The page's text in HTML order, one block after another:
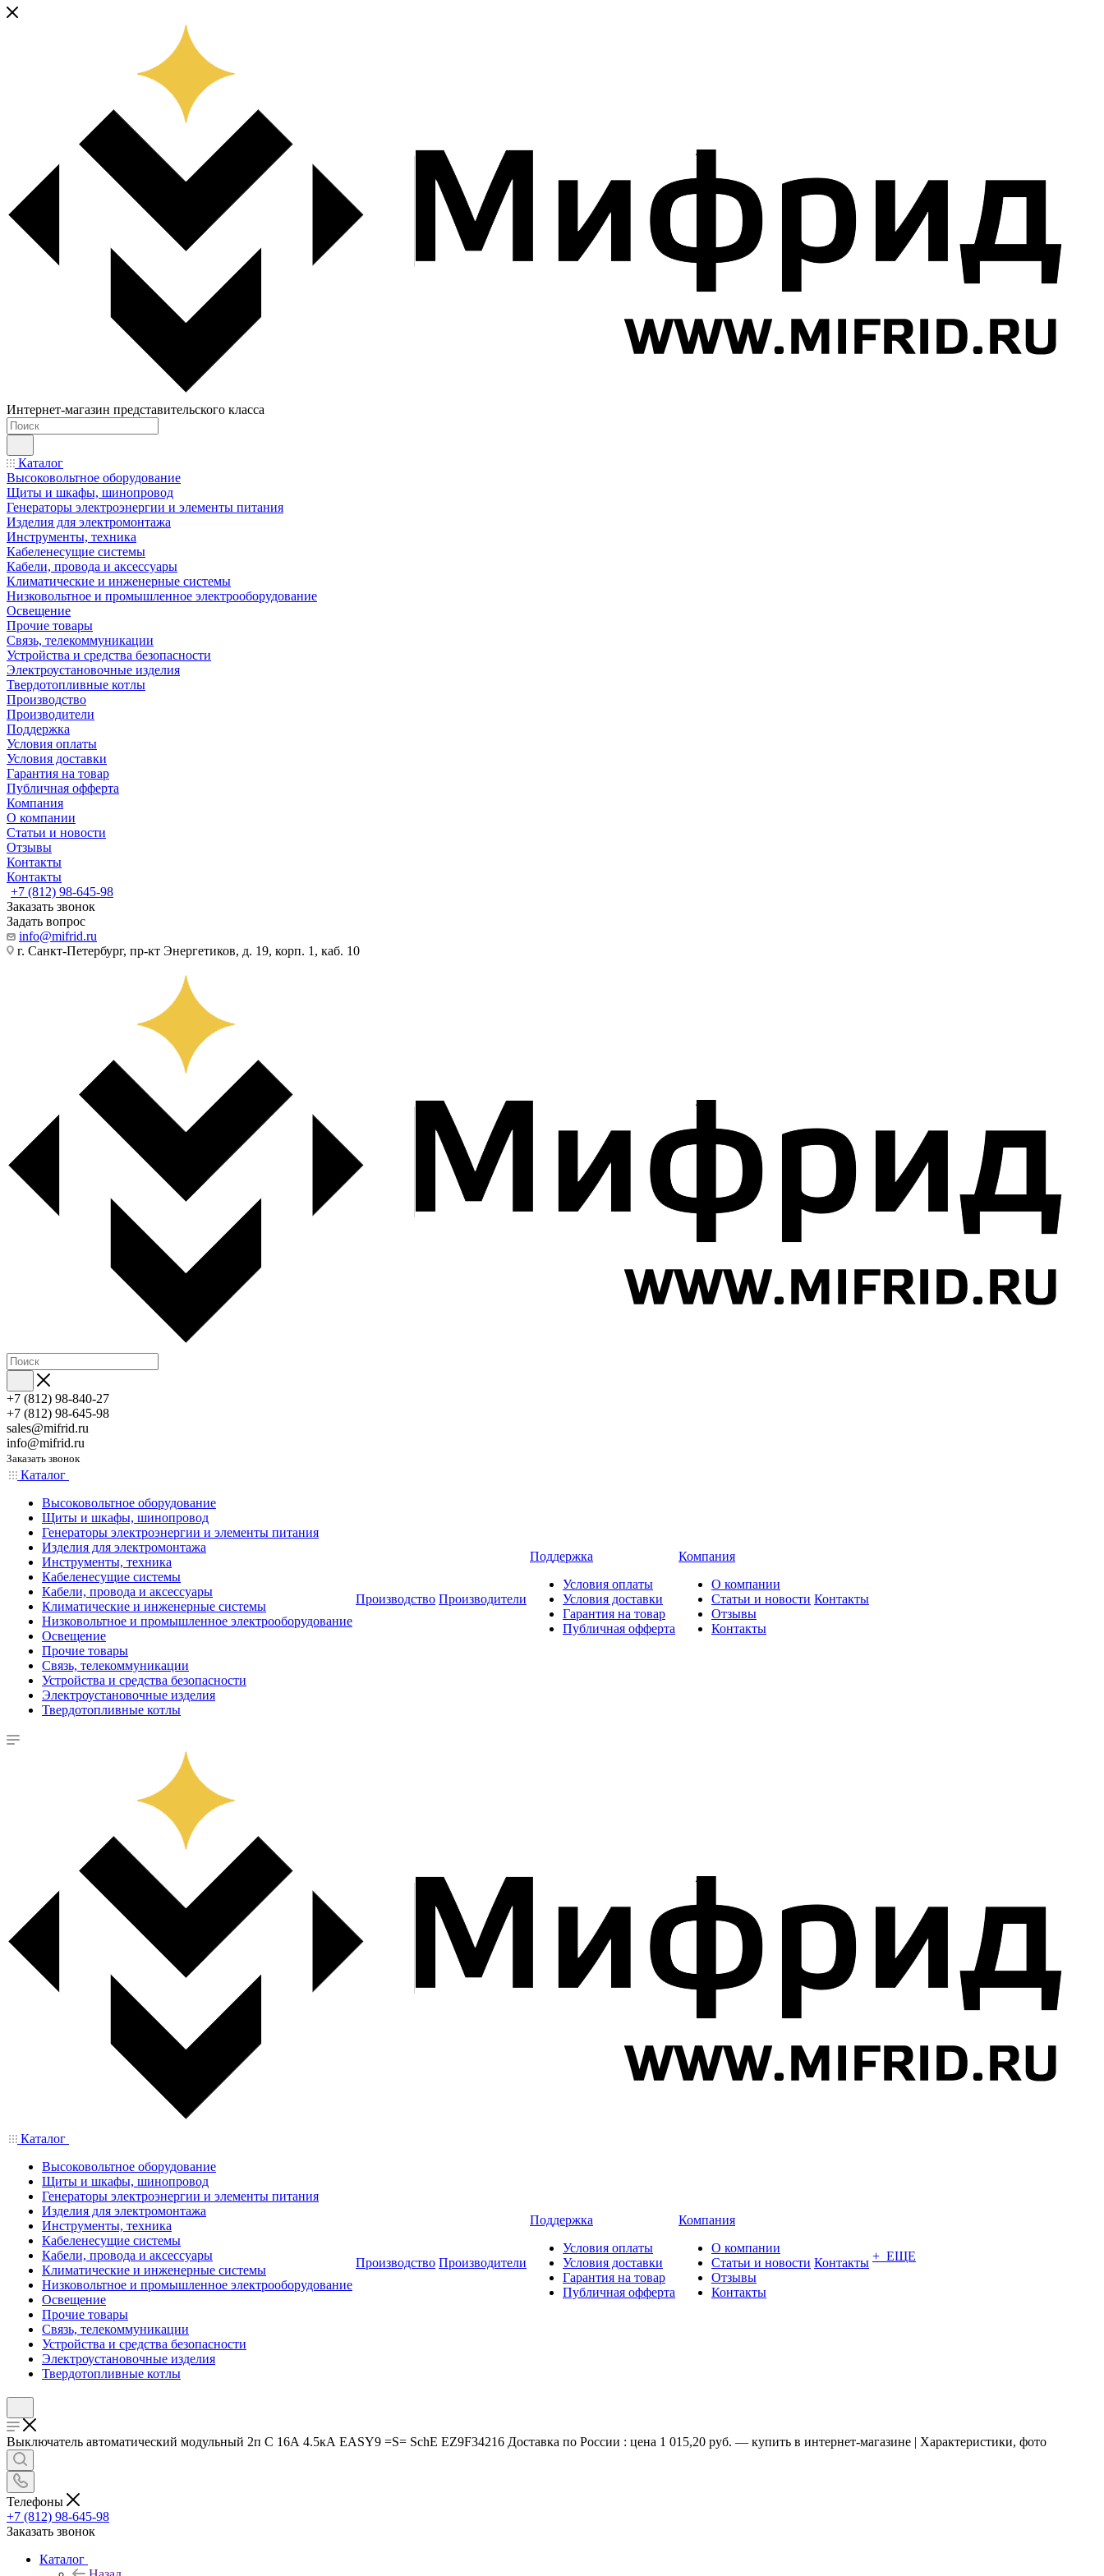
Интернет-магазин представительского класса
Каталог
Высоковольтное оборудование
Щиты и шкафы, шинопровод
Генераторы электроэнергии и элементы питания
Изделия для электромонтажа
Инструменты, техника
Кабеленесущие системы
Кабели, провода и аксессуары
Климатические и инженерные системы
Низковольтное и промышленное электрооборудование
Освещение
Прочие товары
Связь, телекоммуникации
Устройства и средства безопасности
Электроустановочные изделия
Твердотопливные котлы
Производство
Производители
Поддержка
Условия оплаты
Условия доставки
Гарантия на товар
Публичная офферта
Компания
О компании
Статьи и новости
Отзывы
Контакты
Контакты
+7 (812) 98-645-98
Заказать звонок
Задать вопрос
info@mifrid.ru
г. Санкт-Петербург, пр-кт Энергетиков, д. 19, корп. 1, каб. 10
+7 (812) 98-840-27
+7 (812) 98-645-98
sales@mifrid.ru
info@mifrid.ru
Заказать звонок
Каталог
Высоковольтное оборудование
Щиты и шкафы, шинопровод
Генераторы электроэнергии и элементы питания
Изделия для электромонтажа
Инструменты, техника
Кабеленесущие системы
Кабели, провода и аксессуары
Климатические и инженерные системы
Низковольтное и промышленное электрооборудование
Освещение
Прочие товары
Связь, телекоммуникации
Устройства и средства безопасности
Электроустановочные изделия
Твердотопливные котлы
Производство Производители
Поддержка
Условия оплаты
Условия доставки
Гарантия на товар
Публичная офферта
Компания
О компании
Статьи и новости
Отзывы
Контакты
Контакты
Каталог
Высоковольтное оборудование
Щиты и шкафы, шинопровод
Генераторы электроэнергии и элементы питания
Изделия для электромонтажа
Инструменты, техника
Кабеленесущие системы
Кабели, провода и аксессуары
Климатические и инженерные системы
Низковольтное и промышленное электрооборудование
Освещение
Прочие товары
Связь, телекоммуникации
Устройства и средства безопасности
Электроустановочные изделия
Твердотопливные котлы
Производство Производители
Поддержка
Условия оплаты
Условия доставки
Гарантия на товар
Публичная офферта
Компания
О компании
Статьи и новости
Отзывы
Контакты
Контакты + ЕЩЕ
Выключатель автоматический модульный 2п C 16А 4.5кА EASY9 =S= SchE EZ9F34216 Доставка по России : цена 1 015,20 руб. — купить в интернет-магазине | Характеристики, фото
Телефоны
+7 (812) 98-645-98
Заказать звонок
Каталог